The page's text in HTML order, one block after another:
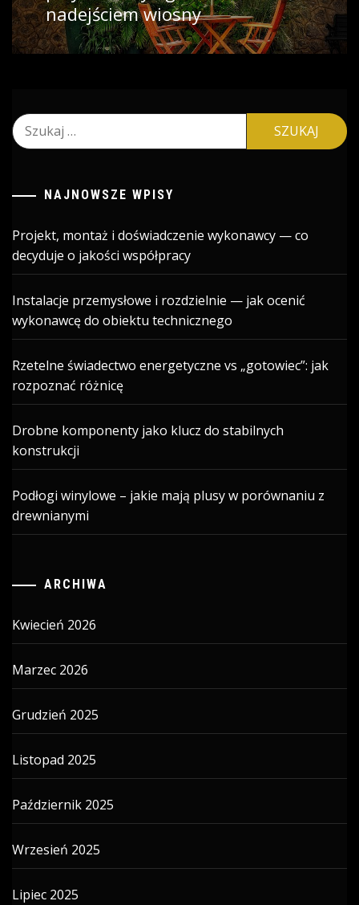
nadejściem wiosny
Szukaj:
NAJNOWSZE WPISY
Projekt, montaż i doświadczenie wykonawcy — co
decyduje o jakości współpracy
Instalacje przemysłowe i rozdzielnie — jak ocenić
wykonawcę do obiektu technicznego
Rzetelne świadectwo energetyczne vs „gotowiec”: jak
rozpoznać różnicę
Drobne komponenty jako klucz do stabilnych
konstrukcji
Podłogi winylowe – jakie mają plusy w porównaniu z
drewnianymi
ARCHIWA
Kwiecień 2026
Marzec 2026
Grudzień 2025
Listopad 2025
Październik 2025
Wrzesień 2025
Lipiec 2025